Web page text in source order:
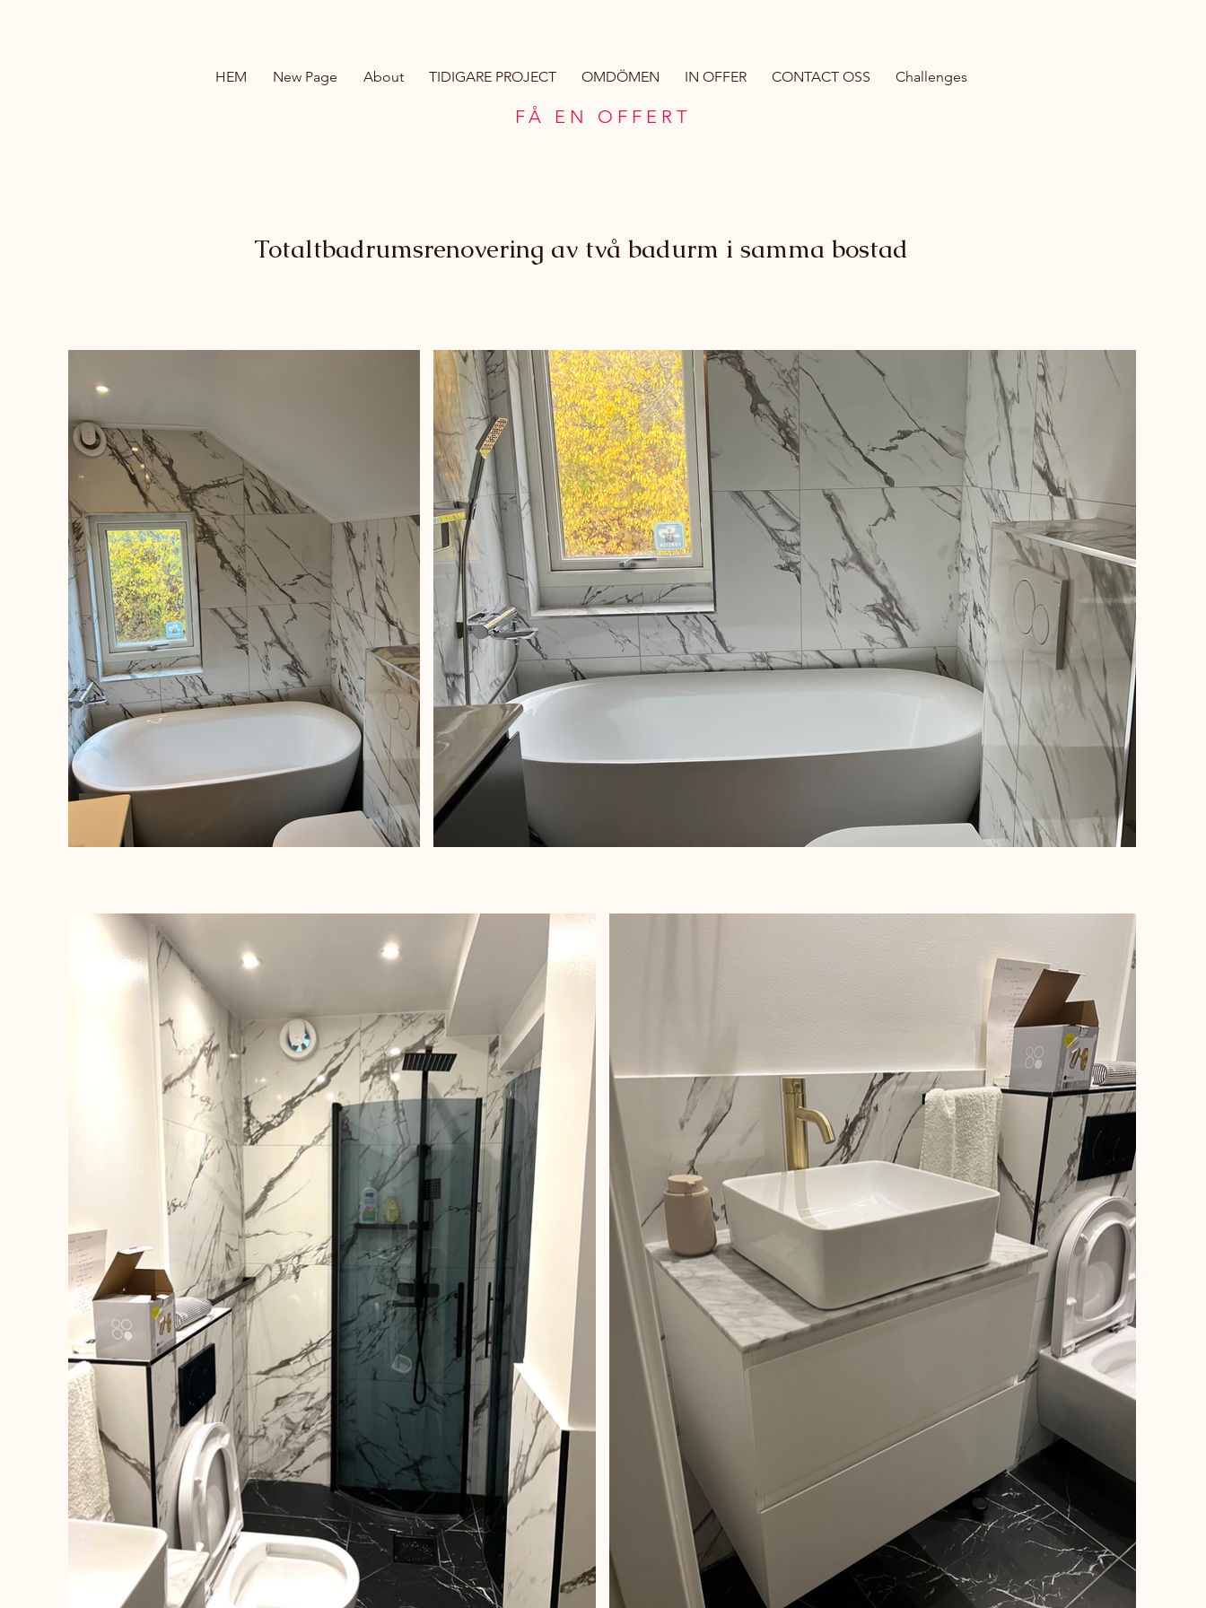
HEM New Page About TIDIGARE PROJECT OMDÖMEN IN OFFER CONTACT OSS Challenges
FÅ EN OFFERT
Totaltbadrumsrenovering av två badurm i samma bostad